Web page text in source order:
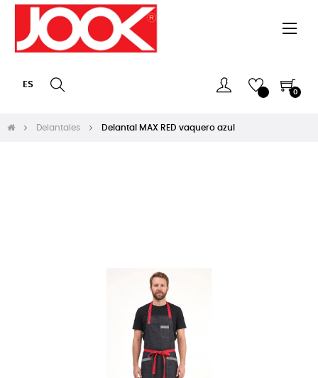
☰
ES
0
Delantales Delantal MAX RED vaquero azul